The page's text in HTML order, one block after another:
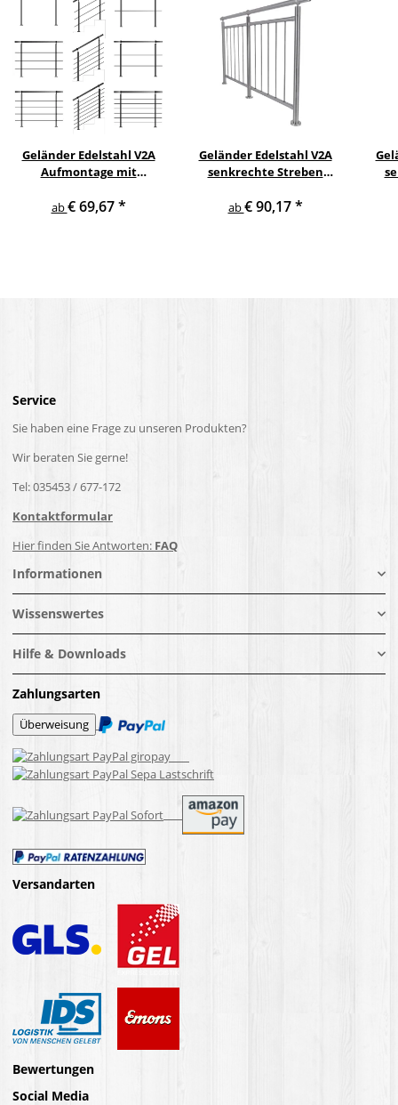
Geländer Edelstahl V2A
Aufmontage mit
Querstreben
ab€ 69,67*
Geländer Edelstahl V2A
senkrechte Streben
ab€ 90,17*
Service
Sie haben eine Frage zu unseren Produkten?
Wir beraten Sie gerne!
Tel: 035453 / 677-172
Kontaktformular
Hier finden Sie Antworten: FAQ
Informationen
Wissenswertes
Hilfe & Downloads
Zahlungsarten
Versandarten
Bewertungen
Social Media